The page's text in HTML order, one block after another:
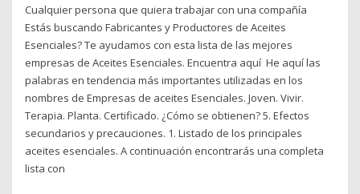
Cualquier persona que quiera trabajar con una compañía
Estás buscando Fabricantes y Productores de Aceites
Esenciales? Te ayudamos con esta lista de las mejores
empresas de Aceites Esenciales. Encuentra aquí He aquí las
palabras en tendencia más importantes utilizadas en los
nombres de Empresas de aceites Esenciales. Joven. Vivir.
Terapia. Planta. Certificado. ¿Cómo se obtienen? 5. Efectos
secundarios y precauciones. 1. Listado de los principales
aceites esenciales. A continuación encontrarás una completa
lista con